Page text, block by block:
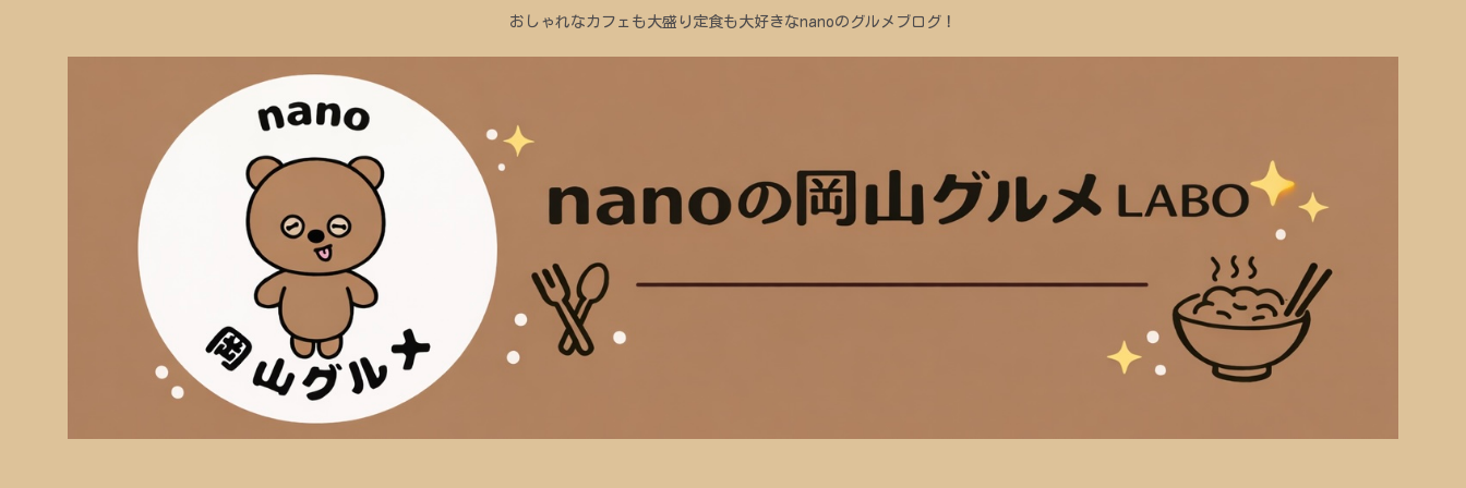
おしゃれなカフェも大盛り定食も大好きなnanoのグルメブログ！